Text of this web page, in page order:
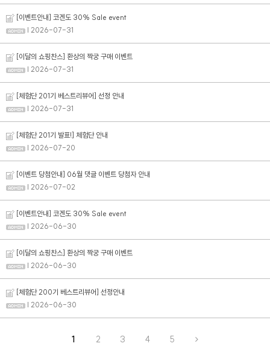
[이벤트안내] 코겐도 30% Sale event
| 2026-07-31
[이달의 쇼핑찬스] 환상의 짝궁 구매 이벤트
| 2026-07-31
[체험단 201기 베스트리뷰어] 선정 안내
| 2026-07-31
[체험단 201기 발표!] 체험단 안내
| 2026-07-20
[이벤트 당첨안내] 06월 댓글 이벤트 당첨자 안내
| 2026-07-02
[이벤트안내] 코겐도 30% Sale event
| 2026-06-30
[이달의 쇼핑찬스] 환상의 짝궁 구매 이벤트
| 2026-06-30
[체험단 200기 베스트리뷰어] 선정안내
| 2026-06-30
1 2 3 4 5